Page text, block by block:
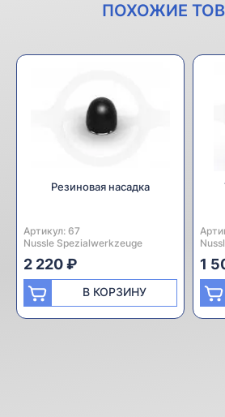
ПОХОЖИЕ
Резиновая насадка
Артикул: 67
Производитель:
Nussle Spezialwerkzeuge
2 220 ₽
В КОРЗИНУ
1